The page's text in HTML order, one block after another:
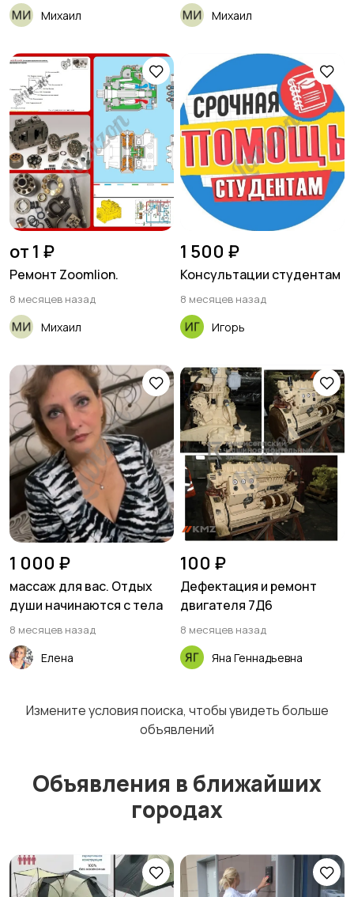
Михаил Михаил
от 1 ₽
Ремонт Zoomlion.
8 месяцев назад
Михаил
1 500 ₽
Консультации студентам
8 месяцев назад
Игорь
1 000 ₽
массаж для вас. Отдых
души начинаются с тела
8 месяцев назад
Елена
100 ₽
Дефектация и ремонт
двигателя 7Д6
8 месяцев назад
Яна Геннадьевна
Измените условия поиска, чтобы увидеть больше
объявлений
Объявления в ближайших
городах